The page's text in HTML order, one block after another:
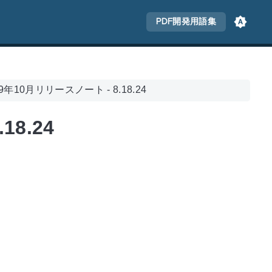
PDF開発用語集
10月リリースノート - 8.18.24